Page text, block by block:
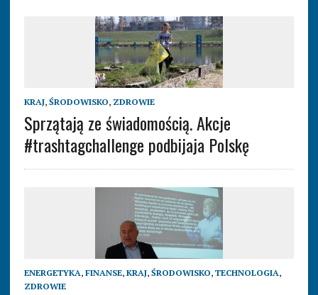
KRAJ, ŚRODOWISKO, ZDROWIE
Sprzątają ze świadomością. Akcje
#trashtagchallenge podbijaja Polskę
ENERGETYKA, FINANSE, KRAJ, ŚRODOWISKO, TECHNOLOGIA,
ZDROWIE